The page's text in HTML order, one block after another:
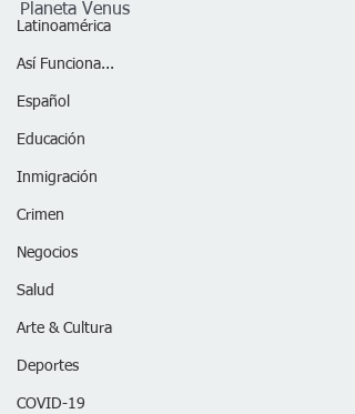
Latinoamérica
Así Funciona...
Español
Educación
Inmigración
Crimen
Negocios
Salud
Arte & Cultura
Deportes
COVID-19
Planeta Venus